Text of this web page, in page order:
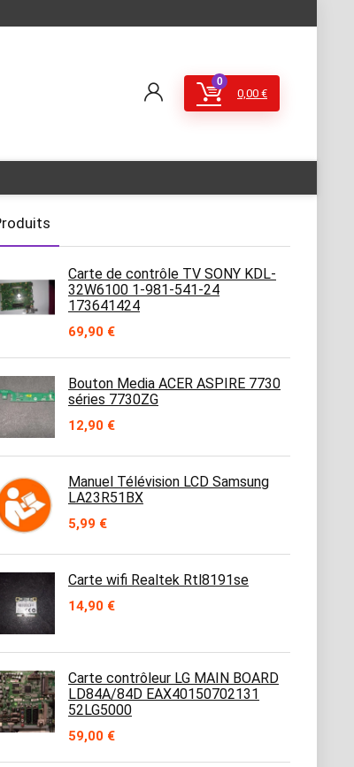
0
0,00 €
Carte de contrôle TV SONY KDL-
32W6100 1-981-541-24
173641424
69,90 €
Bouton Media ACER ASPIRE 7730
séries 7730ZG
12,90 €
Manuel Télévision LCD Samsung
LA23R51BX
5,99 €
Carte wifi Realtek Rtl8191se
14,90 €
Carte contrôleur LG MAIN BOARD
LD84A/84D EAX40150702131
52LG5000
59,00 €